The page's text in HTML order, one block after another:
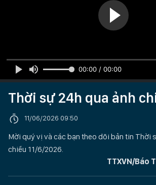
00:00 / 00:00
Thời sự 24h qua ảnh
11/06/2026 09:50
Mời quý vị và các bạn theo dõi bản tin Thời
chiều 11/6/2026.
TTXVN/Báo